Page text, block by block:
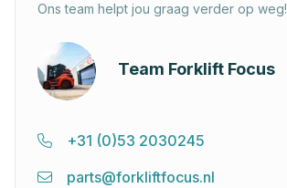
Ons team helpt jou graag verder op weg!
Team Forklift Focus
+31 (0)53 2030245
parts@forkliftfocus.nl